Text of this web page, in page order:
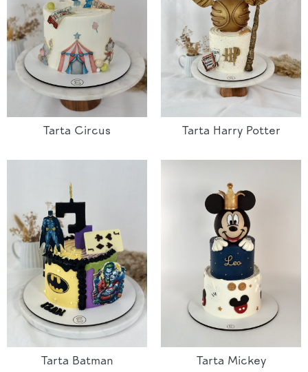
Tarta Circus Tarta Harry Potter
Tarta Batman Tarta Mickey